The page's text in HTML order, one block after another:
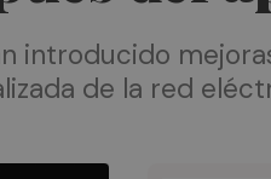
introducido
de la red